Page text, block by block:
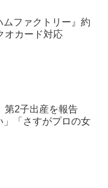
ムファクトリー』約
オカード対応
第2子出産を報告
」「さすがプロの女